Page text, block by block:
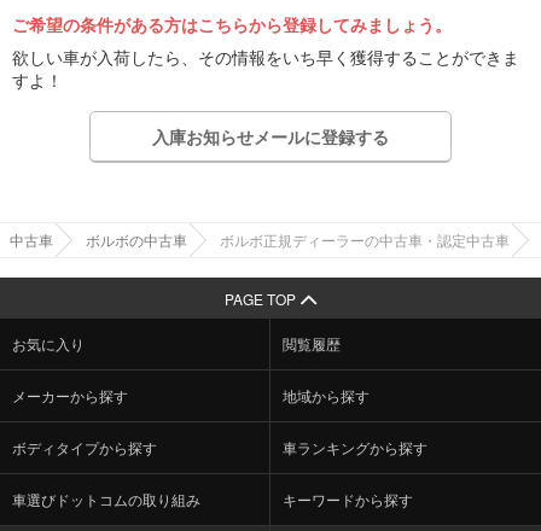
ご希望の条件がある方はこちらから登録してみましょう。
欲しい車が入荷したら、その情報をいち早く獲得することができま
すよ！
入庫お知らせメールに登録する
中古車 ボルボの中古車 ボルボ正規ディーラーの中古車・認定中古車
PAGE TOP
お気に入り 閲覧履歴
メーカーから探す 地域から探す
ボディタイプから探す 車ランキングから探す
車選びドットコムの取り組み キーワードから探す